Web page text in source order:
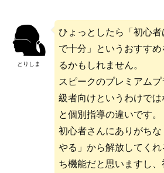
とりしま
ひょっとしたら「初心
で十分」というおすす
るかもしれません。
スピークのプレミアム
級者向けというわけで
と個別指導の違いです。
初心者さんにありがち
やる」から解放してく
ち機能だと思いますし